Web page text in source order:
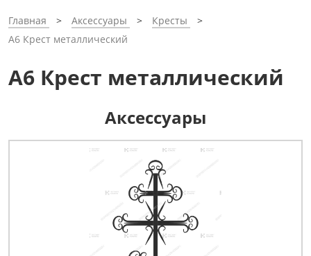
Главная Аксессуары
Кресты
А6 Крест металлический
А6 Крест металлический
Аксессуары